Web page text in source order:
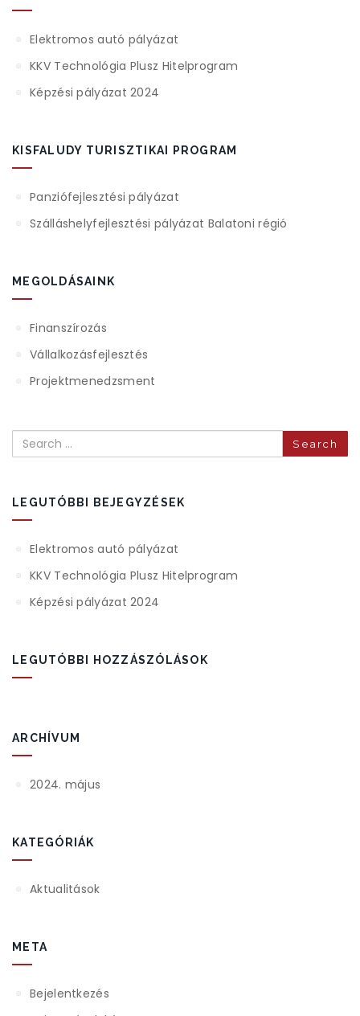
Elektromos autó pályázat
KKV Technológia Plusz Hitelprogram
Képzési pályázat 2024
KISFALUDY TURISZTIKAI PROGRAM
Panziófejlesztési pályázat
Szálláshelyfejlesztési pályázat Balatoni régió
MEGOLDÁSAINK
Finanszírozás
Vállalkozásfejlesztés
Projektmenedzsment
Search
LEGUTÓBBI BEJEGYZÉSEK
Elektromos autó pályázat
KKV Technológia Plusz Hitelprogram
Képzési pályázat 2024
LEGUTÓBBI HOZZÁSZÓLÁSOK
ARCHÍVUM
2024. május
KATEGÓRIÁK
Aktualitások
META
Bejelentkezés